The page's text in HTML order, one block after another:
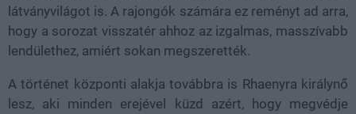
látványvilágot is. A rajongók számára ez reményt ad arra,
hogy a sorozat visszatér ahhoz az izgalmas, masszívabb
lendülethez, amiért sokan megszerették.
A történet központi alakja továbbra is Rhaenyra királynő
lesz, aki minden erejével küzd azért, hogy megvédje